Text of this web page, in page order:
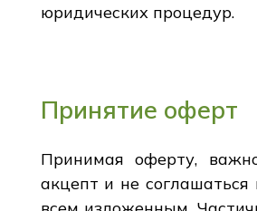
юридических процедур.
Принятие оферт
Принимая оферту,
акцепт и не соглашаться